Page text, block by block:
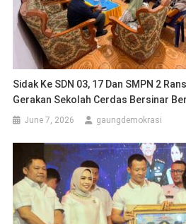
Sidak Ke SDN 03, 17 Dan SMPN 2
Gerakan Sekolah Cerdas Bersinar
June 7, 2026 gaungdemokrasi